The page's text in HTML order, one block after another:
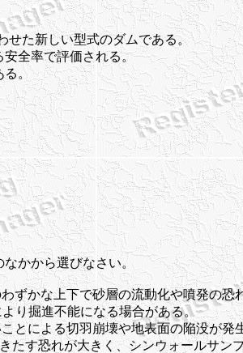
せた新しい型式のダムである。
全率で評価される。
る。
かから選びなさい。
ずかな上下で砂層の流動化や噴発の
り掘進不能になる場合がある。
とによる切羽崩壊や地表面の陥没が発
たす恐れが大きく、シンウォールサ